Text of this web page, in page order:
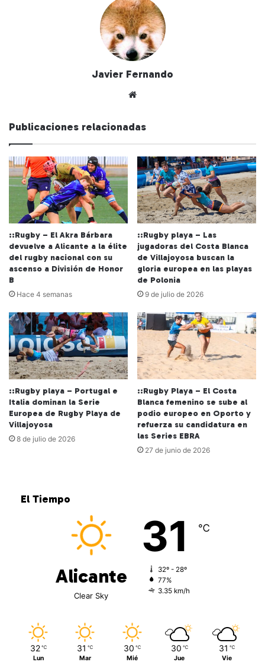
Javier Fernando
we
Publicaciones relacionadas
::Rugby – El Akra Bárbara
devuelve a Alicante a la élite
del rugby nacional con su
ascenso a División de Honor
B
Hace 4 semanas
::Rugby playa – Las
jugadoras del Costa Blanca
de Villajoyosa buscan la
gloria europea en las playas
de Polonia
9 de julio de 2026
::Rugby playa – Portugal e
Italia dominan la Serie
Europea de Rugby Playa de
Villajoyosa
8 de julio de 2026
::Rugby Playa – El Costa
Blanca femenino se sube al
podio europeo en Oporto y
refuerza su candidatura en
las Series EBRA
27 de junio de 2026
El Tiempo
Alicante
Clear Sky
31 ℃
32º - 28º
77%
3.35 km/h
32 ℃
Lun
31 ℃
Mar
30 ℃
Mié
30 ℃
Jue
31 ℃
Vie